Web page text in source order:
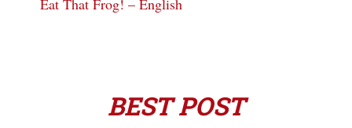
Eat That Frog! – English
BEST POST